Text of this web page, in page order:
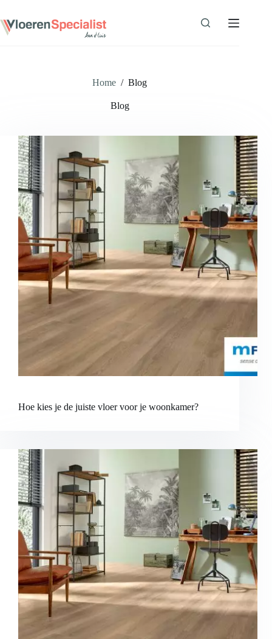
de
inhoud
Home / Blog
Blog
Hoe kies je de juiste vloer voor je woonkamer?